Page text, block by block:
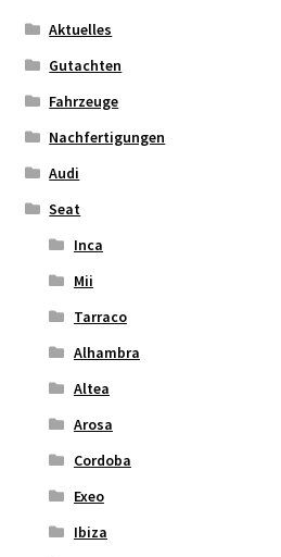
Aktuelles
Gutachten
Fahrzeuge
Nachfertigungen
Audi
Seat
Inca
Mii
Tarraco
Alhambra
Altea
Arosa
Cordoba
Exeo
Ibiza